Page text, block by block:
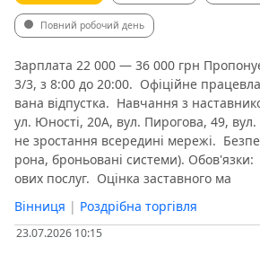
Повний робочий день
Зарплата 22 000 — 36 000 грн
3/3, з 8:00 до 20:00. ️ Офіційне
вана відпустка. ️ Навчання з
ул. Юності, 20А, вул. Пирогова, 49, вул.
не зростання всередині мережі.
рона, броньовані системи).
ових послуг. ️ Оцінка заставного ма
Вінниця | Роздрібна торгівля
23.07.2026 10:15